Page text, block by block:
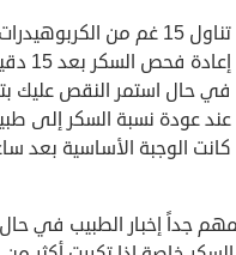
تناول 15 غم من الكربوهيدرات البسيطة (ملعقة سكر مثلاً)
إعادة فحص السكر بعد 15 دقيقة.
في حال استمر النقص عليك
عند عودة نسبة السكر إلى
كانت الوجبة الأساسية بعد
جداً إخبار الطبيب في